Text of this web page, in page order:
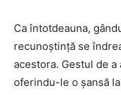
Ca întotdeauna,
recunoştinţă se
acestora. Gestul de
oferindu-le o şansă